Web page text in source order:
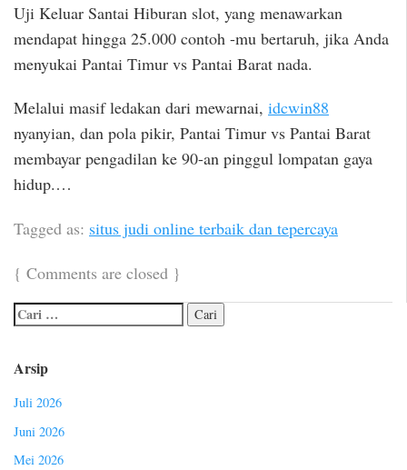
Uji Keluar Santai Hiburan slot, yang menawarkan
mendapat hingga 25.000 contoh -mu bertaruh, jika Anda
menyukai Pantai Timur vs Pantai Barat nada.
Melalui masif ledakan dari mewarnai, idcwin88
nyanyian, dan pola pikir, Pantai Timur vs Pantai Barat
membayar pengadilan ke 90-an pinggul lompatan gaya
hidup.…
Tagged as: situs judi online terbaik dan tepercaya
{ Comments are closed }
Arsip
Juli 2026
Juni 2026
Mei 2026